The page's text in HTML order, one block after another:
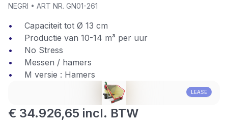
LEASE
NEGRI • ART NR. GN01-261
Capaciteit tot Ø 13 cm
Productie van 10-14 m³ per uur
No Stress
Messen / hamers
M versie : Hamers
€ 34.926,65 incl. BTW